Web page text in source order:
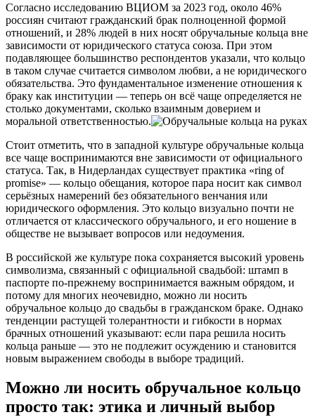
Согласно исследованию ВЦИОМ за 2023 год, около 46%
россиян считают гражданский брак полноценной формой
отношений, и 28% людей в них носят обручальные кольца вне
зависимости от юридического статуса союза. При этом
подавляющее большинство респондентов указали, что кольцо
в таком случае считается символом любви, а не юридического
обязательства. Это фундаментальное изменение отношения к
браку как институции — теперь он всё чаще определяется не
столько документами, сколько взаимным доверием и
моральной ответственностью.
Стоит отметить, что в западной культуре обручальные кольца
все чаще воспринимаются вне зависимости от официального
статуса. Так, в Нидерландах существует практика «ring of
promise» — кольцо обещания, которое пара носит как символ
серьёзных намерений без обязательного венчания или
юридического оформления. Это кольцо визуально почти не
отличается от классического обручального, и его ношение в
обществе не вызывает вопросов или недоумения.
В российской же культуре пока сохраняется высокий уровень
символизма, связанный с официальной свадьбой: штамп в
паспорте по-прежнему воспринимается важным обрядом, и
потому для многих неочевидно, можно ли носить
обручальное кольцо до свадьбы в гражданском браке. Однако
тенденции растущей толерантности и гибкости в нормах
брачных отношений указывают: если пара решила носить
кольца раньше — это не подлежит осуждению и становится
новым выражением свободы в выборе традиций.
Можно ли носить обручальное кольцо
просто так: этика и личный выбор